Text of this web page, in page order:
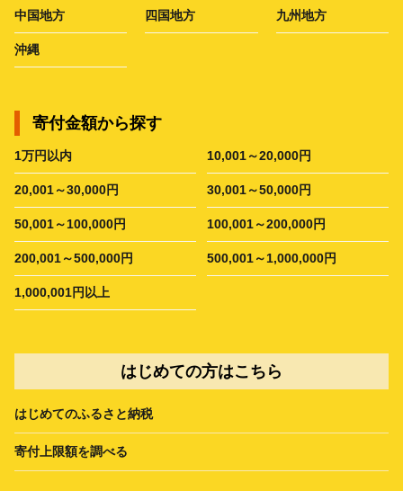
中国地方 四国地方 九州地方
沖縄
寄付金額から探す
1万円以内 10,001～20,000円
20,001～30,000円 30,001～50,000円
50,001～100,000円 100,001～200,000円
200,001～500,000円 500,001～1,000,000円
1,000,001円以上
はじめての方はこちら
はじめてのふるさと納税
寄付上限額を調べる